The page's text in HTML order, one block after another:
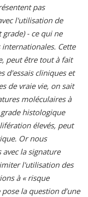
pas
l'utilisation de
- ce qui ne
Cette
peut être tout à fait
d'essais cliniques et
de vraie vie, on sait
moléculaires à
histologique
élevés, peut
Or nous
la signature
l'utilisation des
à « risque
la question d’une